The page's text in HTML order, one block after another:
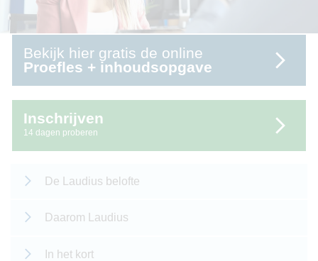
Bekijk hier gratis de online
Proefles + inhoudsopgave
Inschrijven
14 dagen proberen
De Laudius belofte
Daarom Laudius
In het kort